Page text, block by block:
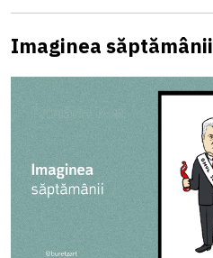
Imaginea săptămânii